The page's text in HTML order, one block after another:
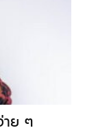
าย ๆ